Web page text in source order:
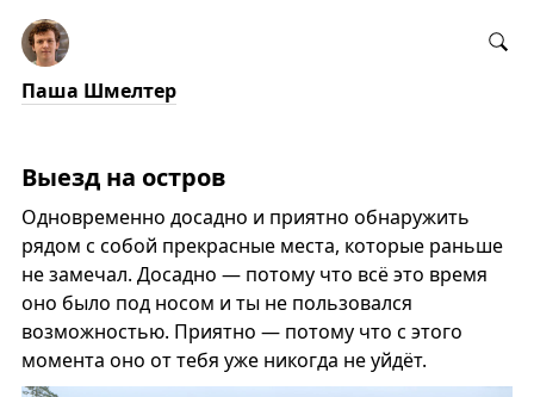
Паша Шмелтер
Выезд на остров
Одновременно досадно и приятно обнаружить
рядом с собой прекрасные места, которые раньше
не замечал. Досадно — потому что всё это время
оно было под носом и ты не пользовался
возможностью. Приятно — потому что с этого
момента оно от тебя уже никогда не уйдёт.